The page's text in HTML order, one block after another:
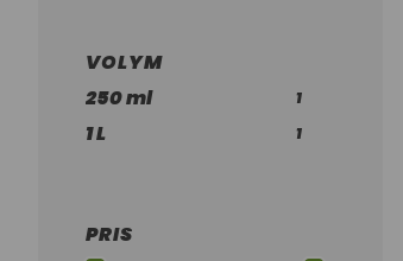
VOLYM
250 ml
1
1 L 1
PRIS